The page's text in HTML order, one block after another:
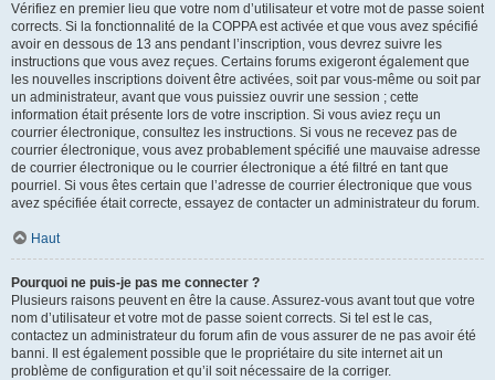
Vérifiez en premier lieu que votre nom d’utilisateur et votre mot de passe soient
corrects. Si la fonctionnalité de la COPPA est activée et que vous avez spécifié
avoir en dessous de 13 ans pendant l’inscription, vous devrez suivre les
instructions que vous avez reçues. Certains forums exigeront également que
les nouvelles inscriptions doivent être activées, soit par vous-même ou soit par
un administrateur, avant que vous puissiez ouvrir une session ; cette
information était présente lors de votre inscription. Si vous aviez reçu un
courrier électronique, consultez les instructions. Si vous ne recevez pas de
courrier électronique, vous avez probablement spécifié une mauvaise adresse
de courrier électronique ou le courrier électronique a été filtré en tant que
pourriel. Si vous êtes certain que l’adresse de courrier électronique que vous
avez spécifiée était correcte, essayez de contacter un administrateur du forum.
Haut
Pourquoi ne puis-je pas me connecter ?
Plusieurs raisons peuvent en être la cause. Assurez-vous avant tout que votre
nom d’utilisateur et votre mot de passe soient corrects. Si tel est le cas,
contactez un administrateur du forum afin de vous assurer de ne pas avoir été
banni. Il est également possible que le propriétaire du site internet ait un
problème de configuration et qu’il soit nécessaire de la corriger.